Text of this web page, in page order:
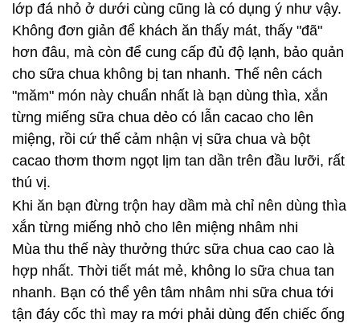
lớp đá nhỏ ở dưới cùng cũng là có dụng ý như vậy.
Không đơn giản để khách ăn thấy mát, thấy "đã"
hơn đâu, mà còn để cung cấp đủ độ lạnh, bảo quản
cho sữa chua không bị tan nhanh. Thế nên cách
"măm" món này chuẩn nhất là bạn dùng thìa, xắn
từng miếng sữa chua dẻo có lẫn cacao cho lên
miệng, rồi cứ thế cảm nhận vị sữa chua và bột
cacao thơm thơm ngọt lịm tan dần trên đầu lưỡi, rất
thú vị.
Khi ăn bạn đừng trộn hay dầm mà chỉ nên dùng thìa
xắn từng miếng nhỏ cho lên miệng nhâm nhi
Mùa thu thế này thưởng thức sữa chua cao cao là
hợp nhất. Thời tiết mát mẻ, không lo sữa chua tan
nhanh. Bạn có thể yên tâm nhâm nhi sữa chua tới
tận đáy cốc thì may ra mới phải dùng đến chiếc ống